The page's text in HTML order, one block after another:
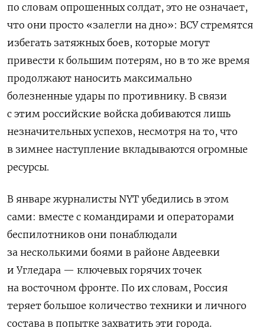
по словам опрошенных солдат, это не означает,
что они просто «залегли на дно»: ВСУ стремятся
избегать затяжных боев, которые могут
привести к большим потерям, но в то же время
продолжают наносить максимально
болезненные удары по противнику. В связи
с этим российские войска добиваются лишь
незначительных успехов, несмотря на то, что
в зимнее наступление вкладываются огромные
ресурсы.
В январе журналисты NYT убедились в этом
сами: вместе с командирами и операторами
беспилотников они понаблюдали
за несколькими боями в районе Авдеевки
и Угледара — ключевых горячих точек
на восточном фронте. По их словам, Россия
теряет большое количество техники и личного
состава в попытке захватить эти города.